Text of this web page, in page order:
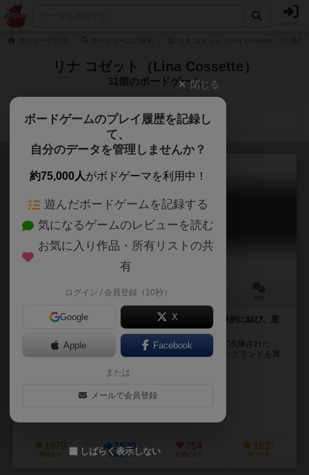
リナ コゼット（Lina Cossette）
31個のボードゲーム
検索メニュー
ブラス：バーミンガム
Brass: Birmingham
60～120分
時には協働、時には競合。資源の供給地と消費地を効果的に結び、産
いつものBrassで物足りなくなってきたらこれ！まさに"洗練された
Brass"！ １７７０年から１８７０年の産業革命期のイングランドを舞
リナ・コゼット（Lina Cossette）
1079
興味あり
1620
経験あり
754
お気に入り
1637
持ってる
閉じる
ボードゲームのプレイ履歴を記録し
て、
自分のデータを管理しませんか？
約75,000人がボドゲーマを利用中！
遊んだボードゲームを記録する
気になるゲームのレビューを読む
お気に入り作品・所有リストの共
有
ログイン / 会員登録（10秒）
Google X
Apple Facebook
または
メールで会員登録
しばらく表示しない